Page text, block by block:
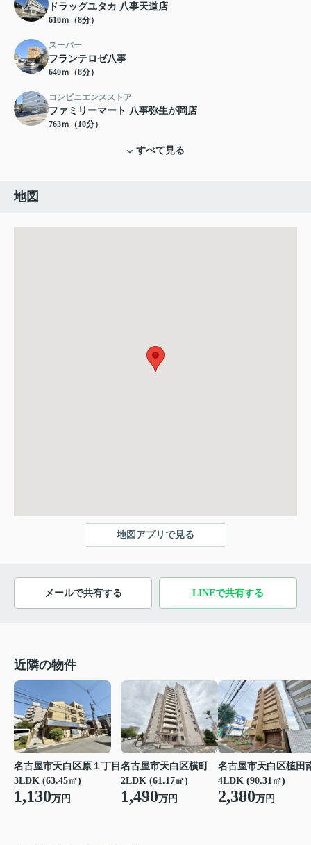
ドラッグユタカ 八事天道店
610ｍ（8分）
スーパー
フランテロゼ八事
640ｍ（8分）
コンビニエンスストア
ファミリーマート 八事弥生が岡店
763ｍ（10分）
すべて見る
地図
地図アプリで見る
メールで共有する LINEで共有する
近隣の物件
名古屋市天白区原１丁目
3LDK (63.45㎡)
1,130万円
名古屋市天白区横町
2LDK (61.17㎡)
1,490万円
名古屋市天白区植田
4LDK (90.31㎡)
2,380万円